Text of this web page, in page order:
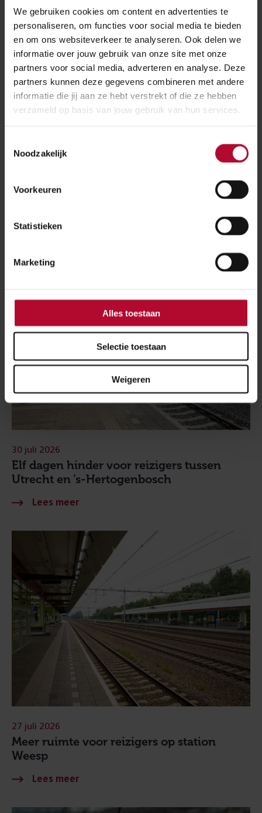
We gebruiken cookies om content en advertenties te
personaliseren, om functies voor social media te bieden
en om ons websiteverkeer te analyseren. Ook delen we
informatie over jouw gebruik van onze site met onze
partners voor social media, adverteren en analyse. Deze
partners kunnen deze gegevens combineren met andere
informatie die jij aan ze hebt verstrekt of die ze hebben
verzameld op basis van jouw gebruik van hun services.
Noodzakelijk
Voorkeuren
Statistieken
Marketing
Alles toestaan
Selectie toestaan
Weigeren
De werkzaamheden duren tot eind 2028.
Investeren in de toekomst
Met PHS Nijmegen investeren we in een veilig,
waar meer ruimte is voor treinen en voor reizigers.
Meer over:
Werkzaamheden
Elf dagen hinder voor reizigers tussen
Utrecht en ’s-Hertogenbosch
30 juli 2026
Meer ruimte voor reizigers op station
Weesp
27 juli 2026